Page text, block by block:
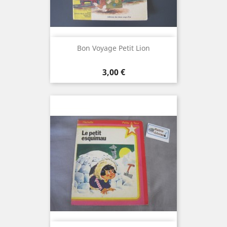
Bon Voyage Petit Lion
Prix
3,00 €